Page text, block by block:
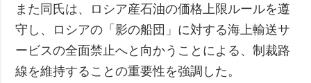
また同氏は、ロシア産石油の価格上限ルールを遵
守し、ロシアの「影の船団」に対する海上輸送サ
ービスの全面禁止へと向かうことによる、制裁路
線を維持することの重要性を強調した。